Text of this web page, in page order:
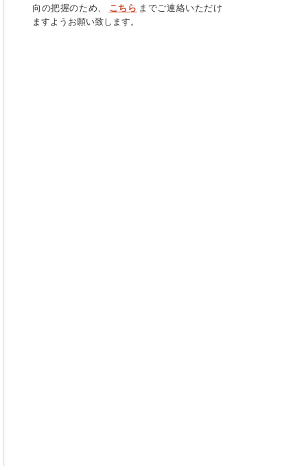
向の把握のため、
こちら までご連絡いただけ
ますようお願い致します。